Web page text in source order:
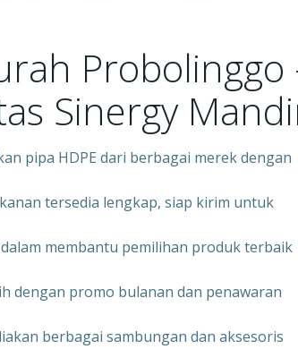
Probolinggo
Sinergy
pipa HDPE dari berbagai merek dengan
tersedia lengkap, siap kirim untuk
membantu pemilihan produk terbaik
dengan promo bulanan dan penawaran
berbagai sambungan dan aksesoris